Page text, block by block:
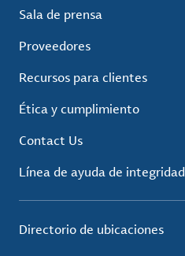
Sala de prensa
Proveedores
Recursos para clientes
Ética y cumplimiento
Contact Us
Línea de ayuda de integridad
Directorio de ubicaciones